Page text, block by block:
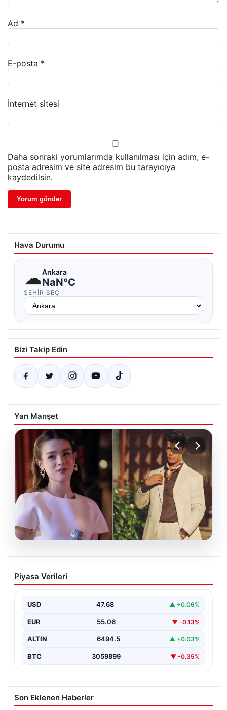
Ad *
E-posta *
İnternet sitesi
Daha sonraki yorumlarımda kullanılması için adım, e-
posta adresim ve site adresim bu tarayıcıya
kaydedilsin.
Hava Durumu
☁Ankara
NaN°C
ŞEHIR SEÇ
Bizi Takip Edin
Yan Manşet
05.08.2026
‘Yeraltı’ dizisinde şok olay! Babası suç
duyurusunda bulundu: ‘Kızımla reşit
Piyasa Verileri
USD 47.68 ▲ +0.06%
EUR 55.06 ▼ -0.13%
ALTIN 6494.5 ▲ +0.03%
BTC 3059899 ▼ -0.35%
Son Eklenen Haberler